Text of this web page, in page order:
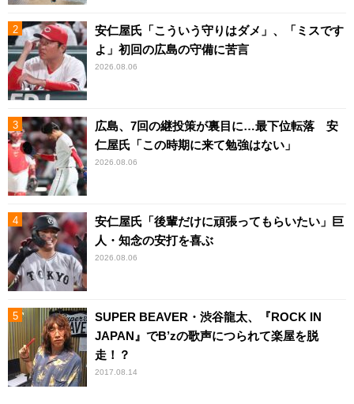
安仁屋氏「こういう守りはダメ」、「ミスです
よ」初回の広島の守備に苦言
2026.08.06
広島、7回の継投策が裏目に…最下位転落 安
仁屋氏「この時期に来て勉強はない」
2026.08.06
安仁屋氏「後輩だけに頑張ってもらいたい」巨
人・知念の安打を喜ぶ
2026.08.06
SUPER BEAVER・渋谷龍太、『ROCK IN
JAPAN』でB’zの歌声につられて楽屋を脱
走！？
2017.08.14